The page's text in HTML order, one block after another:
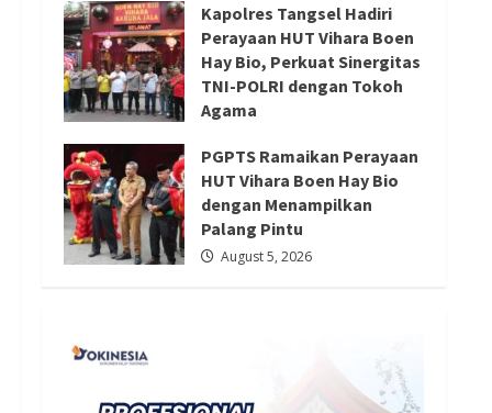
Kapolres Tangsel Hadiri
Perayaan HUT Vihara Boen
Hay Bio, Perkuat Sinergitas
TNI-POLRI dengan Tokoh
Agama
PGPTS Ramaikan Perayaan
HUT Vihara Boen Hay Bio
dengan Menampilkan
Palang Pintu
August 5, 2026